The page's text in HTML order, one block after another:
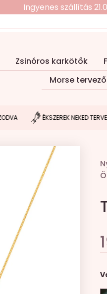
Zsinóros karkötők
Morse tervező
Ingyenes szállítás
ÉKSZEREK NEKED TERVEZVE